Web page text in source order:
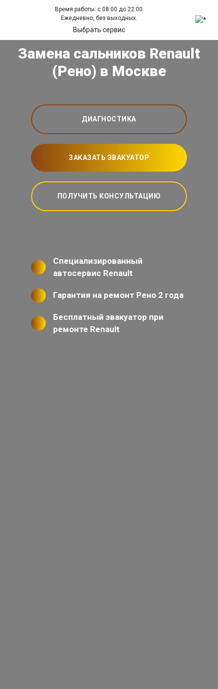
Время работы: с 08:00 до 22:00
Ежедневно, без выходных.
Выбрать сервис
Замена сальников Renault
(Рено) в Москве
ДИАГНОСТИКА
ЗАКАЗАТЬ ЭВАКУАТОР
ПОЛУЧИТЬ КОНСУЛЬТАЦИЮ
Специализированный
автосервис Renault
Гарантия на ремонт Рено 2 года
Бесплатный эвакуатор при
ремонте Renault